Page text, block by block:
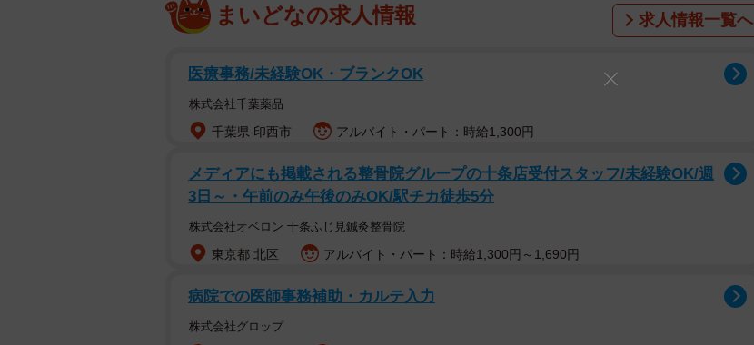
まいどなの求人情報 求人情報一覧へ
医療事務/未経験OK・ブランクOK
株式会社千葉薬品
千葉県 印西市 アルバイト・パート：時給1,300円
メディアにも掲載される整骨院グループの十条店受付スタッフ/未経験OK/週
3日～・午前のみ午後のみOK/駅チカ徒歩5分
株式会社オベロン 十条ふじ見鍼灸整骨院
東京都 北区 アルバイト・パート：時給1,300円～1,690円
病院での医師事務補助・カルテ入力
株式会社グロップ